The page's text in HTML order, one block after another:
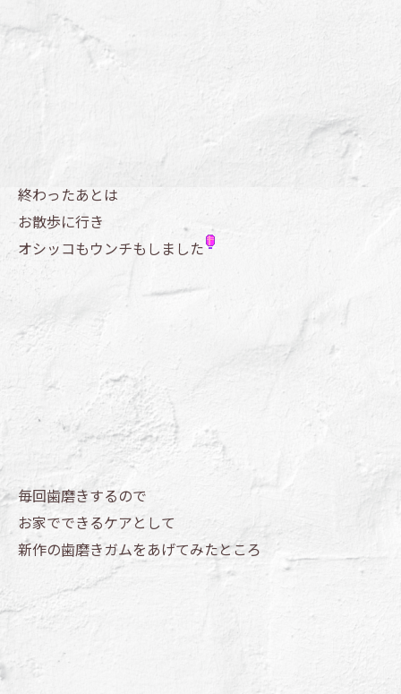
終わったあとは
お散歩に行き
オシッコもウンチもしました
毎回歯磨きするので
お家でできるケアとして
新作の歯磨きガムをあげてみたところ